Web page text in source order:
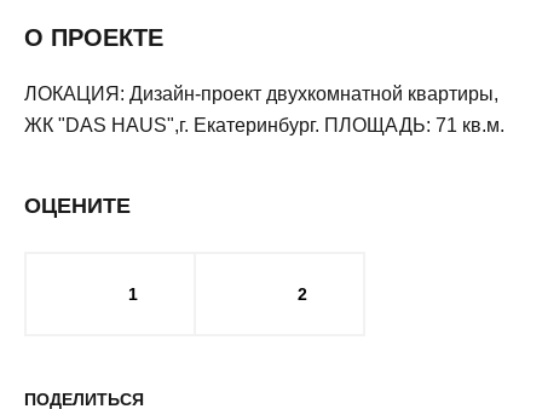
О ПРОЕКТЕ
ЛОКАЦИЯ: Дизайн-проект двухкомнатной квартиры,
ЖК "DAS HAUS",г. Екатеринбург. ПЛОЩАДЬ: 71 кв.м.
ОЦЕНИТЕ
1 2
ПОДЕЛИТЬСЯ